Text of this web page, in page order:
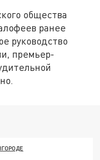
общества
ранее
руководство
премьер-